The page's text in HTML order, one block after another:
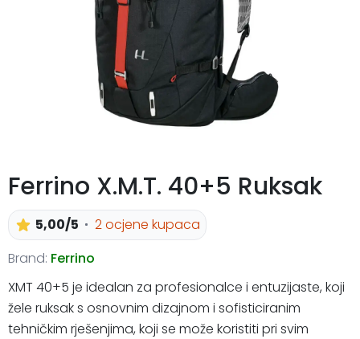
Ferrino X.M.T. 40+5 Ruksak
5,00/5
2 ocjene kupaca
Brand: Ferrino
XMT 40+5 je idealan za profesionalce i entuzijaste, koji
žele ruksak s osnovnim dizajnom i sofisticiranim
tehničkim rješenjima, koji se može koristiti pri svim